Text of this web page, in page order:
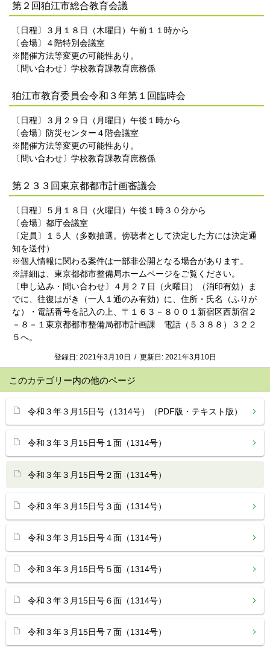
第２回狛江市総合教育会議
〔日程〕３月１８日（木曜日）午前１１時から
〔会場〕４階特別会議室
※開催方法等変更の可能性あり。
〔問い合わせ〕学校教育課教育庶務係
狛江市教育委員会令和３年第１回臨時会
〔日程〕３月２９日（月曜日）午後１時から
〔会場〕防災センター４階会議室
※開催方法等変更の可能性あり。
〔問い合わせ〕学校教育課教育庶務係
第２３３回東京都都市計画審議会
〔日程〕５月１８日（火曜日）午後１時３０分から
〔会場〕都庁会議室
〔定員〕１５人（多数抽選。傍聴者として決定した方には決定通
知を送付）
※個人情報に関わる案件は一部非公開となる場合があります。
※詳細は、東京都都市整備局ホームページをご覧ください。
〔申し込み・問い合わせ〕４月２７日（火曜日）（消印有効）ま
でに、往復はがき（一人１通のみ有効）に、住所・氏名（ふりが
な）・電話番号を記入の上、〒１６３－８００１新宿区西新宿２
－８－１東京都都市整備局都市計画課 電話（５３８８）３２２
５へ。
登録日: 2021年3月10日 / 更新日: 2021年3月10日
このカテゴリー内の他のページ
令和３年３月15日号（1314号）（PDF版・テキスト版）
令和３年３月15日号１面（1314号）
令和３年３月15日号２面（1314号）
令和３年３月15日号３面（1314号）
令和３年３月15日号４面（1314号）
令和３年３月15日号５面（1314号）
令和３年３月15日号６面（1314号）
令和３年３月15日号７面（1314号）